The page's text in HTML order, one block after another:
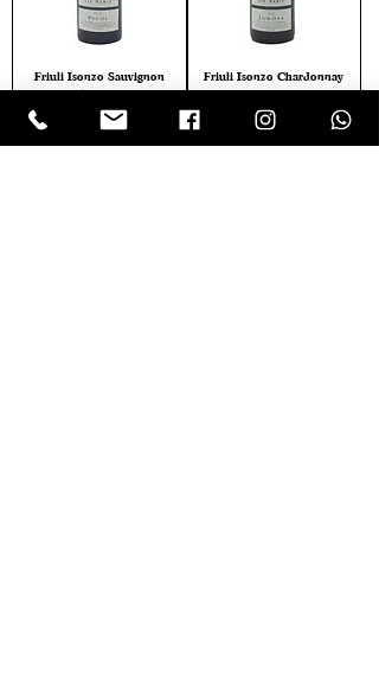
Friuli Isonzo Sauvignon
(75cl)
Prezzo
28,00 €
Friuli Isonzo Chardonnay
(75cl)
Prezzo
28,00 €